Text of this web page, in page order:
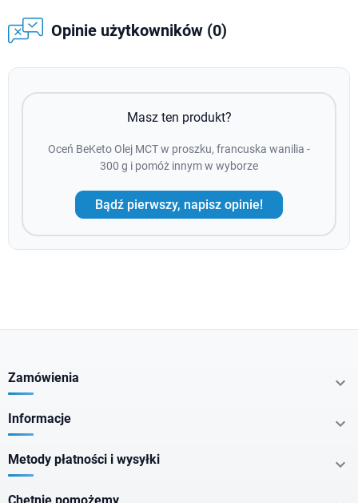
Opinie użytkowników (0)
Masz ten produkt?
Oceń BeKeto Olej MCT w proszku, francuska wanilia -
300 g i pomóż innym w wyborze
Bądź pierwszy, napisz opinie!
Zamówienia 
Informacje 
Metody płatności i wysyłki 